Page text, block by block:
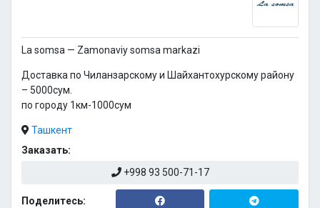
La somsa — Zamonaviy somsa markazi
Доставка по Чиланзарскому и Шайхантохурскому району
– 5000сум.
по городу 1км-1000сум
Ташкент
Заказать:
+998 93 500-71-17
Поделитесь: